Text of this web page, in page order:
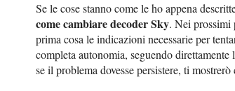
Se le cose stanno come le ho appena
come cambiare decoder Sky. Nei prossimi
prima cosa le indicazioni necessarie per
completa autonomia, seguendo
se il problema dovesse persistere, ti